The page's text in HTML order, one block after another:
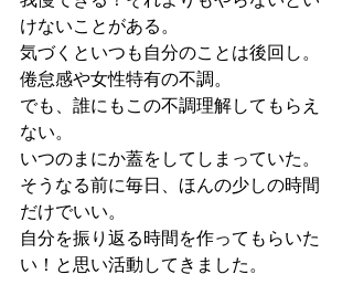
けないことがある。
気づくといつも自分のことは後回し。
倦怠感や女性特有の不調。
でも、誰にもこの不調理解してもらえ
ない。
いつのまにか蓋をしてしまっていた。
そうなる前に毎日、ほんの少しの時間
だけでいい。
自分を振り返る時間を作ってもらいた
い！と思い活動してきました。